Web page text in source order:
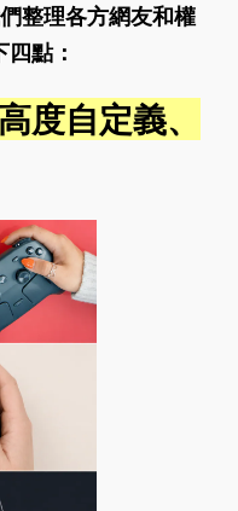
整理各方網友和權
點：
度自定義、